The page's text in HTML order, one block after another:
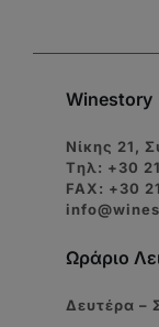
Winestory
Νίκης 21,
Tηλ: +30
FAX: +30
Ωράριο
Δευτέρα –